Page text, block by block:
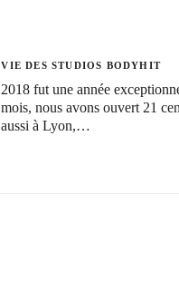
VIE DES STUDIOS BODYHIT
2018 fut une année
mois, nous avons ouvert 21
aussi à Lyon,…